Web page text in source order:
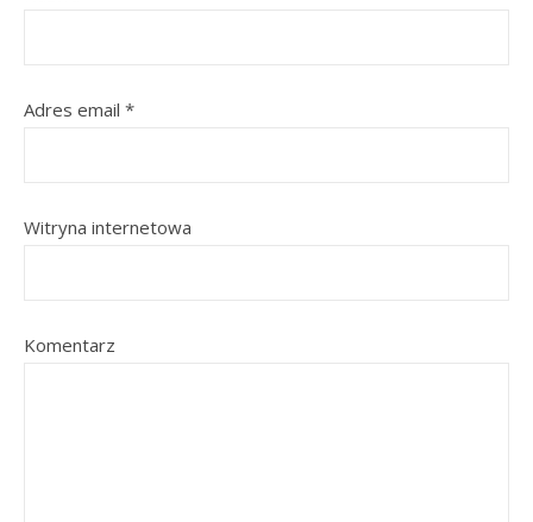
Adres email *
Witryna internetowa
Komentarz